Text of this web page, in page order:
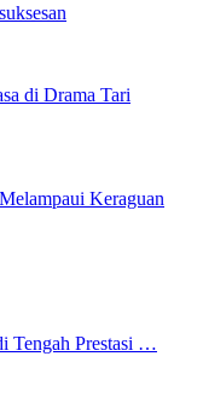
di Drama Tari
Keraguan
Tengah Prestasi …